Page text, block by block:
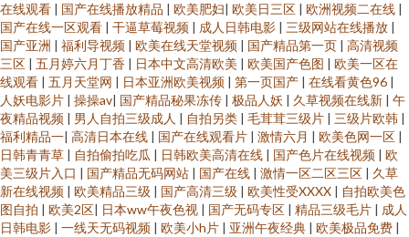
在线观看 | 国产在线播放精品 | 欧美肥妇| 欧美日三区 | 欧洲视频二在线 |
国产在线一区观看 | 干逼草莓视频 | 成人日韩电影 | 三级网站在线播放 |
国产亚洲 | 福利导视频 | 欧美在线天堂视频 | 国产精品第一页 | 高清视频
三区 | 五月婷六月丁香 | 日本中文高清欧美 | 欧美国产色图 | 欧美一区在
线观看 | 五月天堂网 | 日本亚洲欧美视频 | 第一页国产 | 在线看黄色96 |
人妖电影片 | 操操av| 国产精品秘果冻传 | 极品人妖 | 久草视频在线新 | 午
夜精品视频 | 男人自拍三级成人 | 自拍另类 | 毛茸茸三级片 | 三级片欧韩 |
福利精品一| 高清日本在线 | 国产在线观看片 | 激情六月 | 欧美色网一区 |
日韩青青草 | 自拍偷拍吃瓜 | 日韩欧美高清在线 | 国产色片在线视频 | 欧
美三级片入口 | 国产精品无码网站 | 国产在线 | 激情一区二区三区 | 久草
新在线视频 | 欧美精品三级 | 国产高清三级 | 欧美性受XXXX | 自拍欧美色
图自拍 | 欧美2区| 日本ww午夜色视 | 国产无码专区 | 精品三级毛片 | 成人
日韩电影 | 一线天无码视频 | 欧美小h片 | 亚洲午夜经典 | 欧美极品免费 |